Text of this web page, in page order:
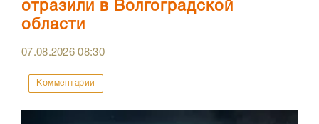
отразили в Волгоградской
области
07.08.202608:30
Комментарии